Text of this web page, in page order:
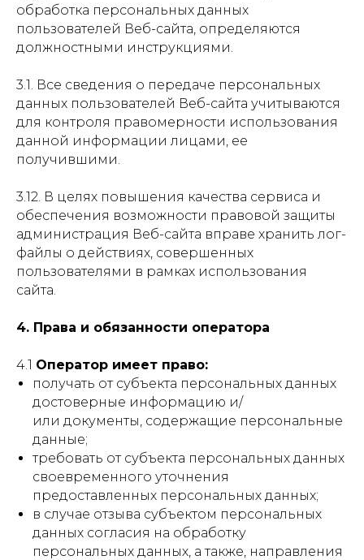
обработка персональных данных
пользователей Веб-сайта, определяются
должностными инструкциями.
3.1. Все сведения о передаче персональных
данных пользователей Веб-сайта учитываются
для контроля правомерности использования
данной информации лицами, ее
получившими.
3.12. В целях повышения качества сервиса и
обеспечения возможности правовой защиты
администрация Веб-сайта вправе хранить лог-
файлы о действиях, совершенных
пользователями в рамках использования
сайта.
4. Права и обязанности оператора
4.1 Оператор имеет право:
получать от субъекта персональных данных
достоверные информацию и/
или документы, содержащие персональные
данные;
требовать от субъекта персональных данных
своевременного уточнения
предоставленных персональных данных;
в случае отзыва субъектом персональных
данных согласия на обработку
персональных данных, а также, направления